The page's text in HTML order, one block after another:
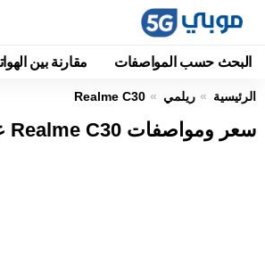
البحث حسب المواصفات مقارنة بين
الرئيسية ريلمي Realme C30
سعر ومواصفات Realme C30 عيوب ومميزات